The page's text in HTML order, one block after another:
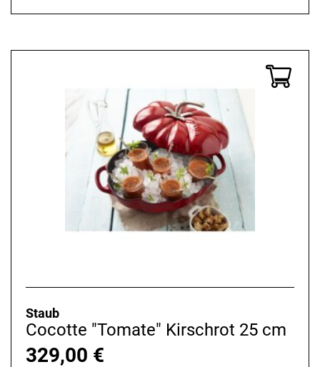
Staub
Cocotte "Tomate" Kirschrot 25 cm
329,00 €